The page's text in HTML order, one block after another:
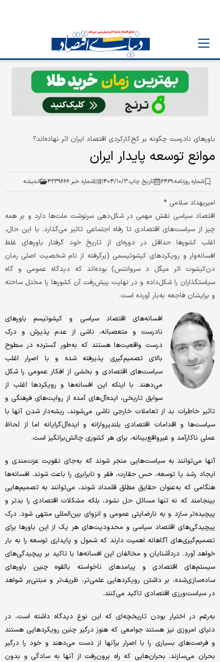
باورهای نادرست چگونه بر کج‌کارکردی اقتصاد ایران اثر نهاده‌اند؟
موانع توسعه پایدار ایران
شماره روزنامه:۶۴۶۹ تاریخ چاپ:۱۴۰۴/۱۰/۳ شماره خبر:۴۲۳۹۶۶۶ اندیشه
امیربهداد سلامی *
اقتصاد سیاسی نقش مهمی در شکل‌دهی سرنوشت ملت‌ها دارد و بر همه
چیز از سیاست‌های اقتصادی تا رفاه اجتماعی تاثیر می‌گذارد. با این حال،
اغلب کشورها حداقل در دوره‌ای از تاریخ خود گرفتار باورهای غلط
افسانه‌وار و رویکردهای کیشوتیسمی (برگرفته از نام شخصیت اصلی رمان
دن‌کیشوت اثر میگل د سروانتس) بوده‌اند که دیدگاه عمومی و گاه
سیاستگذاران را شکل‌داده و در نهایت پیش‌رفت آن کشورها را مختل ساخته
و برایشان فاجعه به‌بار آورده است.
افسانه‌های اقتصاد سیاسی و کیشوتیسم باورهای
نادرست و متعصبانه، ناشی از عدم پذیرش و درک
درست واقعیت‌ها هستند که به‌طور گسترده در سطوح
بالای تصمیم‌گیری پذیرفته شده‌ و با اصرار اغلب
سیاست‌های اقتصادی و بخشی از افکار عمومی را شکل
می‌دهند. با اینکه این افسانه‌ها و رویکردها اغلب از
سوابق تاریخی، ایده‌آل‌های آمده از روایت‌های فرهنگی و
تاثیر خاطرات بد از تعاملات خارجی ناشی می‌شوند، ریشه‌دار شدن آنها با
سیاست‌ها و اقدامات اقتصادی بلندپروازانه و ایده‌آل‌گرایانه اما از لحاظ
عملی ناکارآمد و غیرواقع‌بینانه، برای هر کشوری چالش‌برانگیز است.
آنها می‌توانند به سیاست‌هایی منجر شوند که به‌جای تقویت عزت‌مندی و
ایجاد رشد یا توسعه، حس حقارت، فقر و نابرابری‌ را باعث شوند. افسانه‌ها
هنگامی که به‌عنوان حقایق مطلق قلمداد ‌شوند، می‌توانند به تصمیم‌هایی
بینجامند که نه تنها مسائل حل نشود، بلکه مشکلات اقتصادی را بدتر و
پیچیده‌تر سازد و به نارضایتی عمومی و انزوای بین‌المللی منتهی شود. درک
پیچیدگی‌های اقتصاد سیاسی و محدودیت‌های هر یک از این باورها برای
تصمیم‌گیری‌های آگاهانه اهمیت دارند که شمول و پایداری توسعه را به بار
خواهد آورد. دردآشنایان و مخالفان این افسانه‌ها با تاکید بر پیچیدگی‌های
سیستم‌های اقتصادی و پیامدهای ناخواسته‌ بالقوه چنین باورهای
ساده‌سازی‌شده، بر داشتن رویکردهایی علمی‌تر، ظریف‌تر و مبتنی‌بر شواهد
در سیاست‌ورزی اقتصادی تاکید می‌کنند.
به‌رغم در اختیار بودن تاریخچه‌ای که این نوع دیدگاه داشته است، در
دنیای امروزی نیز هستند جوامعی که هنوز درگیر چنین رویکردهایی هستند
و فرصت‌های بسیاری را با اصرار برآنها از دست می‌دهند و خود را درگیر
بحران می‌سازند. بحران‌هایی که راه برون‌رفت از آنها به سادگی و بدون